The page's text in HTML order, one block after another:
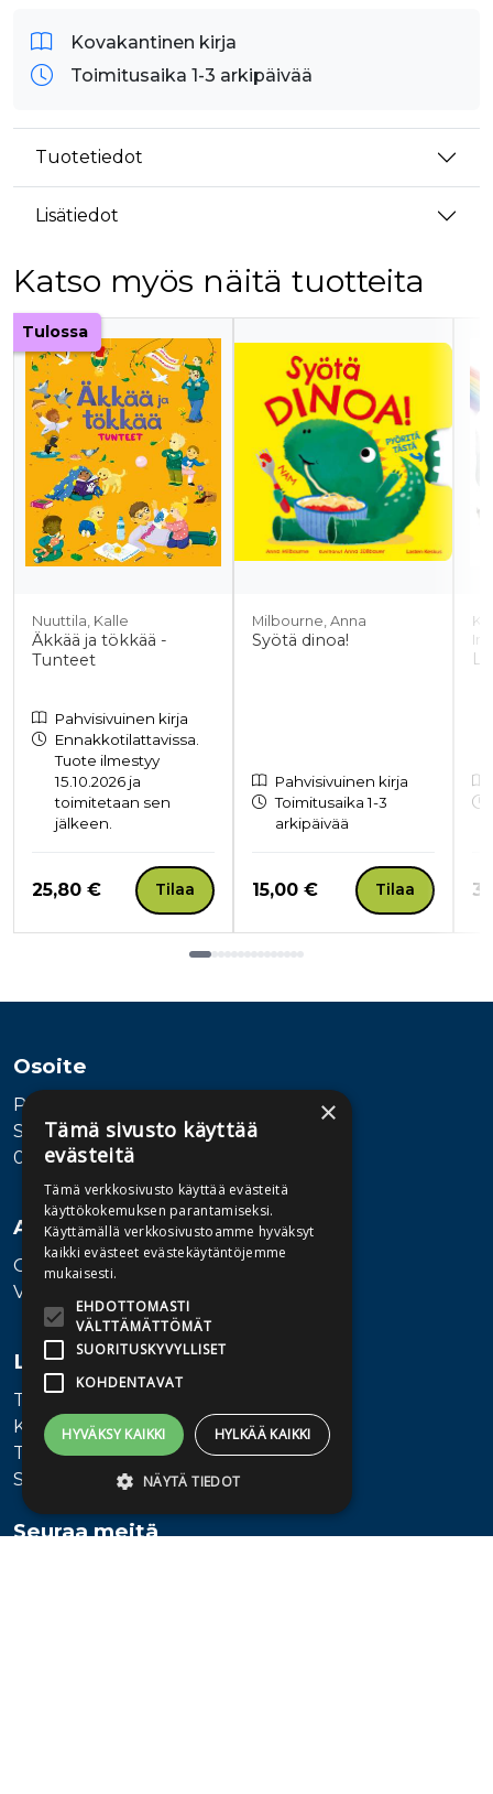
Kovakantinen kirja
Toimitusaika 1-3 arkipäivää
Tuotetiedot
Lisätiedot
Katso myös näitä tuotteita
Tuoteluettelon alku
Tulossa
Nuuttila, Kalle
Äkkää ja tökkää -
Tunteet
Pahvisivuinen kirja
Ennakkotilattavissa.
Tuote ilmestyy
15.10.2026 ja
toimitetaan sen
jälkeen.
Hinta nyt
25,80 € Tilaa
Milbourne, Anna
Syötä dinoa!
Pahvisivuinen kirja
Toimitusaika 1-3
arkipäivää
Hinta nyt
15,00 € Tilaa
Osoite
Publiva Oy
Sörnäistenkatu 1
00580 Helsinki
Asiakaspalvelu
Ota yhteyttä
Vaihde: 010 345100
Lisätietoa
Toimitusehdot
Käyttöohjeet
Tietosuojaseloste
Saavutettavuusseloste
Seuraa meitä
×
Tämä sivusto käyttää
evästeitä
Tämä verkkosivusto käyttää evästeitä
käyttökokemuksen parantamiseksi.
Käyttämällä verkkosivustoamme hyväksyt
kaikki evästeet evästekäytäntöjemme
mukaisesti.
EHDOTTOMASTI
VÄLTTÄMÄTTÖMÄT
SUORITUSKYVYLLISET
KOHDENTAVAT
HYVÄKSY KAIKKI HYLKÄÄ KAIKKI
NÄYTÄ TIEDOT